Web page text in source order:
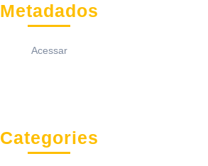
Metadados
Acessar
Categories